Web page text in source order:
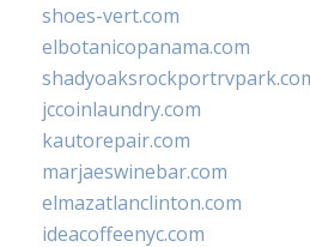
shoes-vert.com
elbotanicopanama.com
jccoinlaundry.com
kautorepair.com
marjaeswinebar.com
elmazatlanclinton.com
ideacoffeenyc.com